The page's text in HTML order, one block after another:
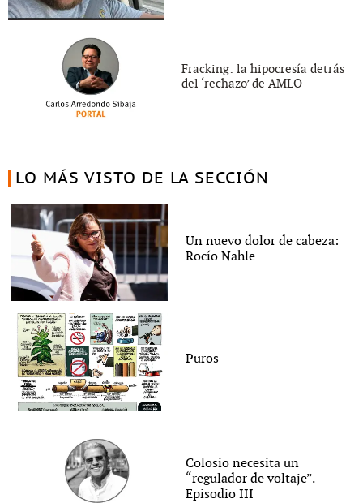
Fracking: la hipocresía detrás
del ‘rechazo’ de AMLO
LO MÁS VISTO DE LA SECCIÓN
Un nuevo dolor de cabeza:
Rocío Nahle
Puros
Colosio necesita un
“regulador de voltaje”.
Episodio III